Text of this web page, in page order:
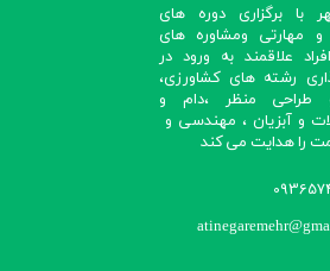
با برگزاری دوره های
و مهارتی ومشاوره های
علاقمند به ورود در
رشته های کشاورزی،
و طراحی منظر ،دام و
و آبزیان ، مهندسی و
را هدایت می کند​​​​​​​